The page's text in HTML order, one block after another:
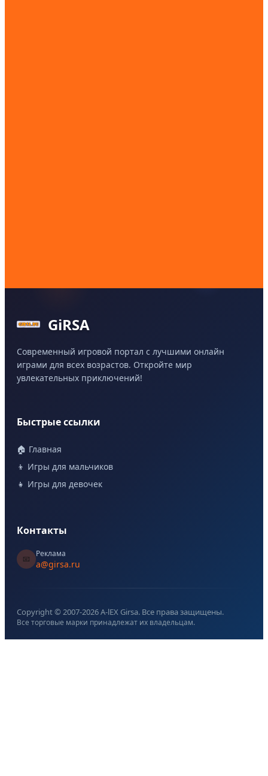
GiRSA
Современный игровой портал с лучшими онлайн
играми для всех возрастов. Откройте мир
увлекательных приключений!
Быстрые ссылки
🏠 Главная
👦 Игры для мальчиков
👧 Игры для девочек
Контакты
📧
Реклама
a@girsa.ru
Copyright © 2007-2026A-lEX Girsa. Все права защищены.
Все торговые марки принадлежат их владельцам.